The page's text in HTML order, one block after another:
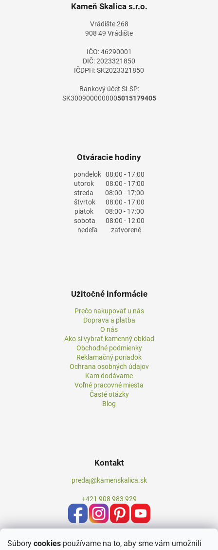
Súbory cookies používame na to, aby sme vám umožnili
Kameň Skalica s.r.o.
Vrádište 268
908 49 Vrádište
IČO: 46290001
DIČ: 2023321850
IČDPH: SK2023321850
Bankový účet SLSP:
SK3009000000005015179405
Otváracie hodiny
pondelok 08:00 - 17:00
utorok08:00 - 17:00
streda 08:00 - 17:00
štvrtok08:00 - 17:00
piatok08:00 - 17:00
sobota 08:00 - 12:00
nedeľa zatvorené
Užitočné informácie
Prečo nakupovať u nás
Doprava a platba
O nás
Ako si vybrať kamenný obklad
Obchodné podmienky
Reklamačný poriadok
Ochrana osobných údajov
Kam dodávame
Voľné pracovné miesta
Časté otázky
Blog
Kontakt
predaj@kamenskalica.sk
+421 908 983 929